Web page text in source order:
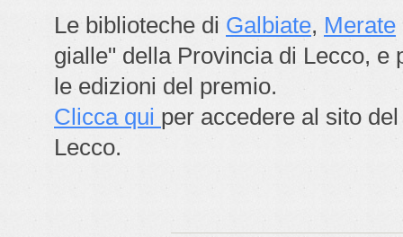
Le biblioteche di Galbiate, Merate
gialle" della Provincia di Lecco, e
le edizioni del premio.
Clicca qui per accedere al sito
Lecco.